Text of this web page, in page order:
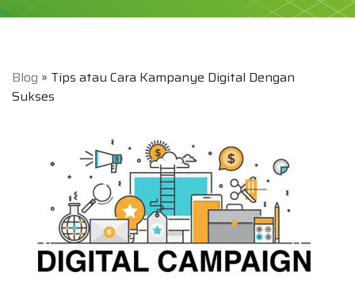
Blog » Tips atau Cara Kampanye Digital Dengan
Sukses